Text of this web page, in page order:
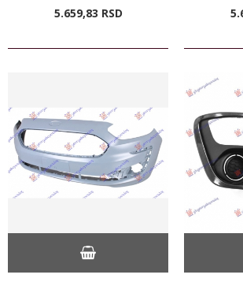
5.659,83 RSD